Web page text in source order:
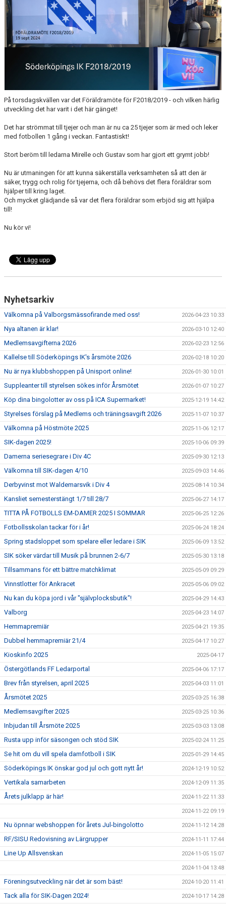
SPONSORER
STÖTTA SIK
På torsdagskvällen var det Föräldramöte för F2018/2019 - och vilken härlig
utveckling det har varit i det här gänget!
Det har strömmat till tjejer och man är nu ca 25 tjejer som är med och leker
med fotbollen 1 gång i veckan. Fantastiskt!
Stort beröm till ledarna Mirelle och Gustav som har gjort ett grymt jobb!
Nu är utmaningen för att kunna säkerställa verksamheten så att den är
säker, trygg och rolig för tjejerna, och då behövs det flera föräldrar som
hjälper till kring laget.
Och mycket glädjande så var det flera föräldrar som erbjöd sig att hjälpa
till!
Nu kör vi!
Nyhetsarkiv
Välkomna på Valborgsmässofirande med oss! 2026-04-23 10:33
Nya altanen är klar! 2026-03-10 12:40
Medlemsavgifterna 2026 2026-02-23 12:56
Kallelse till Söderköpings IK's årsmöte 2026 2026-02-18 10:20
Nu är nya klubbshoppen på Unisport online! 2026-01-30 10:01
Suppleanter till styrelsen sökes inför Årsmötet 2026-01-07 10:27
Köp dina bingolotter av oss på ICA Supermarket! 2025-12-19 14:42
Styrelses förslag på Medlems och träningsavgift 2026 2025-11-07 10:37
Välkomna på Höstmöte 2025 2025-11-06 12:17
SIK-dagen 2025! 2025-10-06 09:39
Damerna seriesegrare i Div 4C 2025-09-30 12:13
Välkomna till SIK-dagen 4/10 2025-09-03 14:46
Derbyvinst mot Waldemarsvik i Div 4 2025-08-14 10:34
Kansliet semesterstängt 1/7 till 28/7 2025-06-27 14:17
TITTA PÅ FOTBOLLS EM-DAMER 2025 I SOMMAR 2025-06-25 12:26
Fotbollsskolan tackar för i år! 2025-06-24 18:24
Spring stadsloppet som spelare eller ledare i SIK 2025-06-09 13:52
SIK söker värdar till Musik på brunnen 2-6/7 2025-05-30 13:18
Tillsammans för ett bättre matchklimat 2025-05-09 09:29
Vinnstlotter för Ankracet 2025-05-06 09:02
Nu kan du köpa jord i vår "självplocksbutik"! 2025-04-29 14:43
Valborg 2025-04-23 14:07
Hemmapremiär 2025-04-21 19:35
Dubbel hemmapremiär 21/4 2025-04-17 10:27
Kioskinfo 2025 2025-04-17
Östergötlands FF Ledarportal 2025-04-06 17:17
Brev från styrelsen, april 2025 2025-04-03 11:01
Årsmötet 2025 2025-03-25 16:38
Medlemsavgifter 2025 2025-03-25 10:36
Inbjudan till Årsmöte 2025 2025-03-03 13:08
Rusta upp inför säsongen och stöd SIK 2025-02-24 11:25
Se hit om du vill spela damfotboll i SIK 2025-01-29 14:45
Söderköpings IK önskar god jul och gott nytt år! 2024-12-19 10:52
Vertikala samarbeten 2024-12-09 11:35
Årets julklapp är här! 2024-11-22 11:33
2024-11-22 09:19
Nu öpnnar webshoppen för årets Jul-bingolotto 2024-11-12 14:28
RF/SISU Redovisning av Lärgrupper 2024-11-11 17:44
Line Up Allsvenskan 2024-11-05 15:07
2024-11-04 13:48
Föreningsutveckling när det är som bäst! 2024-10-20 11:41
Tack alla för SIK-Dagen 2024! 2024-10-17 14:28